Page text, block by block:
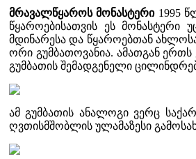
მრავალწყაროს მონასტერი1995
წყაროებისათვის ეს მონასტერი
მდინარესა და წყაროებთან
ორი გუმბათოვანია. ამათგან
გუმბათის შემადგენელი
ამ გუმბათის ანალოგი ვერც
ღვთისმშობლის ულამაზესი